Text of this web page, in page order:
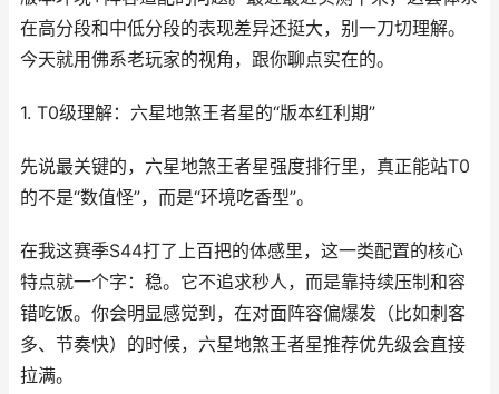
在高分段和中低分段的表现差异还挺大，别一刀切理解。
今天就用佛系老玩家的视角，跟你聊点实在的。
1. T0级理解：六星地煞王者星的“版本红利期”
先说最关键的，六星地煞王者星强度排行里，真正能站T0
的不是“数值怪”，而是“环境吃香型”。
在我这赛季S44打了上百把的体感里，这一类配置的核心
特点就一个字：稳。它不追求秒人，而是靠持续压制和容
错吃饭。你会明显感觉到，在对面阵容偏爆发（比如刺客
多、节奏快）的时候，六星地煞王者星推荐优先级会直接
拉满。